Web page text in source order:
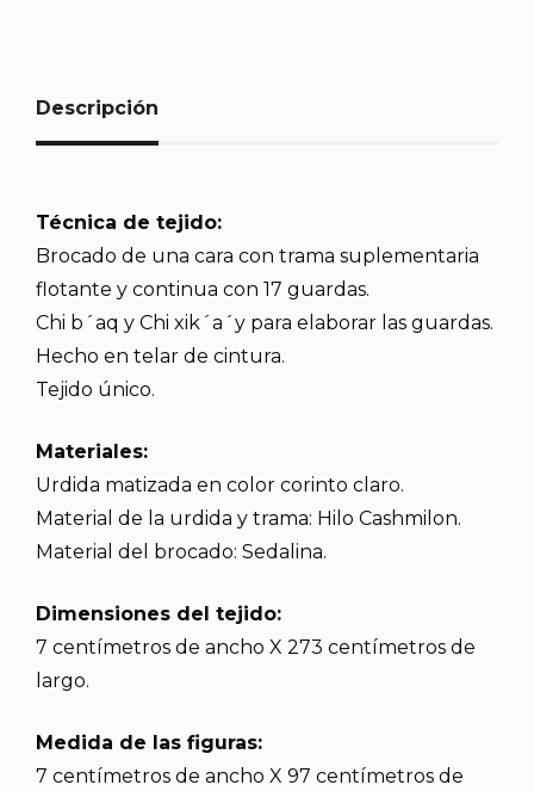
Descripción
Técnica de tejido:
Brocado de una cara con trama suplementaria
flotante y continua con 17 guardas.
Chi b´aq y Chi xik´a´y para elaborar las guardas.
Hecho en telar de cintura.
Tejido único.
Materiales:
Urdida matizada en color corinto claro.
Material de la urdida y trama: Hilo Cashmilon.
Material del brocado: Sedalina.
Dimensiones del tejido:
7 centímetros de ancho X 273 centímetros de
largo.
Medida de las figuras:
7 centímetros de ancho X 97 centímetros de